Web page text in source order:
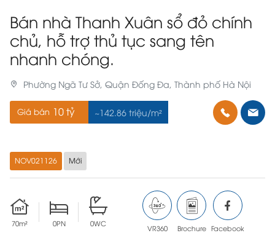
NOV021126 Mới
Bán nhà Thanh Xuân sổ đỏ chính
chủ, hỗ trợ thủ tục sang tên
nhanh chóng.
Phường Ngã Tư Sở, Quận Đống Đa, Thành phố Hà Nội
Giá bán 10 tỷ ~142.86 triệu/m²
70m² 0PN 0WC
VR360 Brochure Facebook